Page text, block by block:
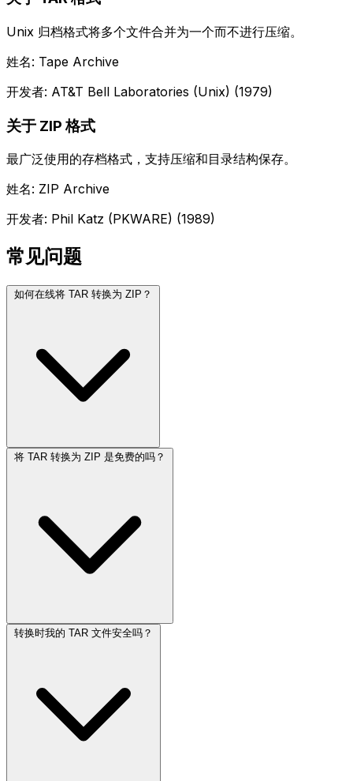
Unix 归档格式将多个文件合并为一个而不进行压缩。
姓名: Tape Archive
开发者: AT&T Bell Laboratories (Unix) (1979)
关于 ZIP 格式
最广泛使用的存档格式，支持压缩和目录结构保存。
姓名: ZIP Archive
开发者: Phil Katz (PKWARE) (1989)
常见问题
如何在线将 TAR 转换为 ZIP？
将 TAR 转换为 ZIP 是免费的吗？
转换时我的 TAR 文件安全吗？